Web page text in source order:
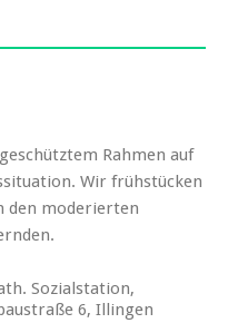
Rahmen auf
Wir frühstücken
den moderierten
Sozialstation,
6, Illingen